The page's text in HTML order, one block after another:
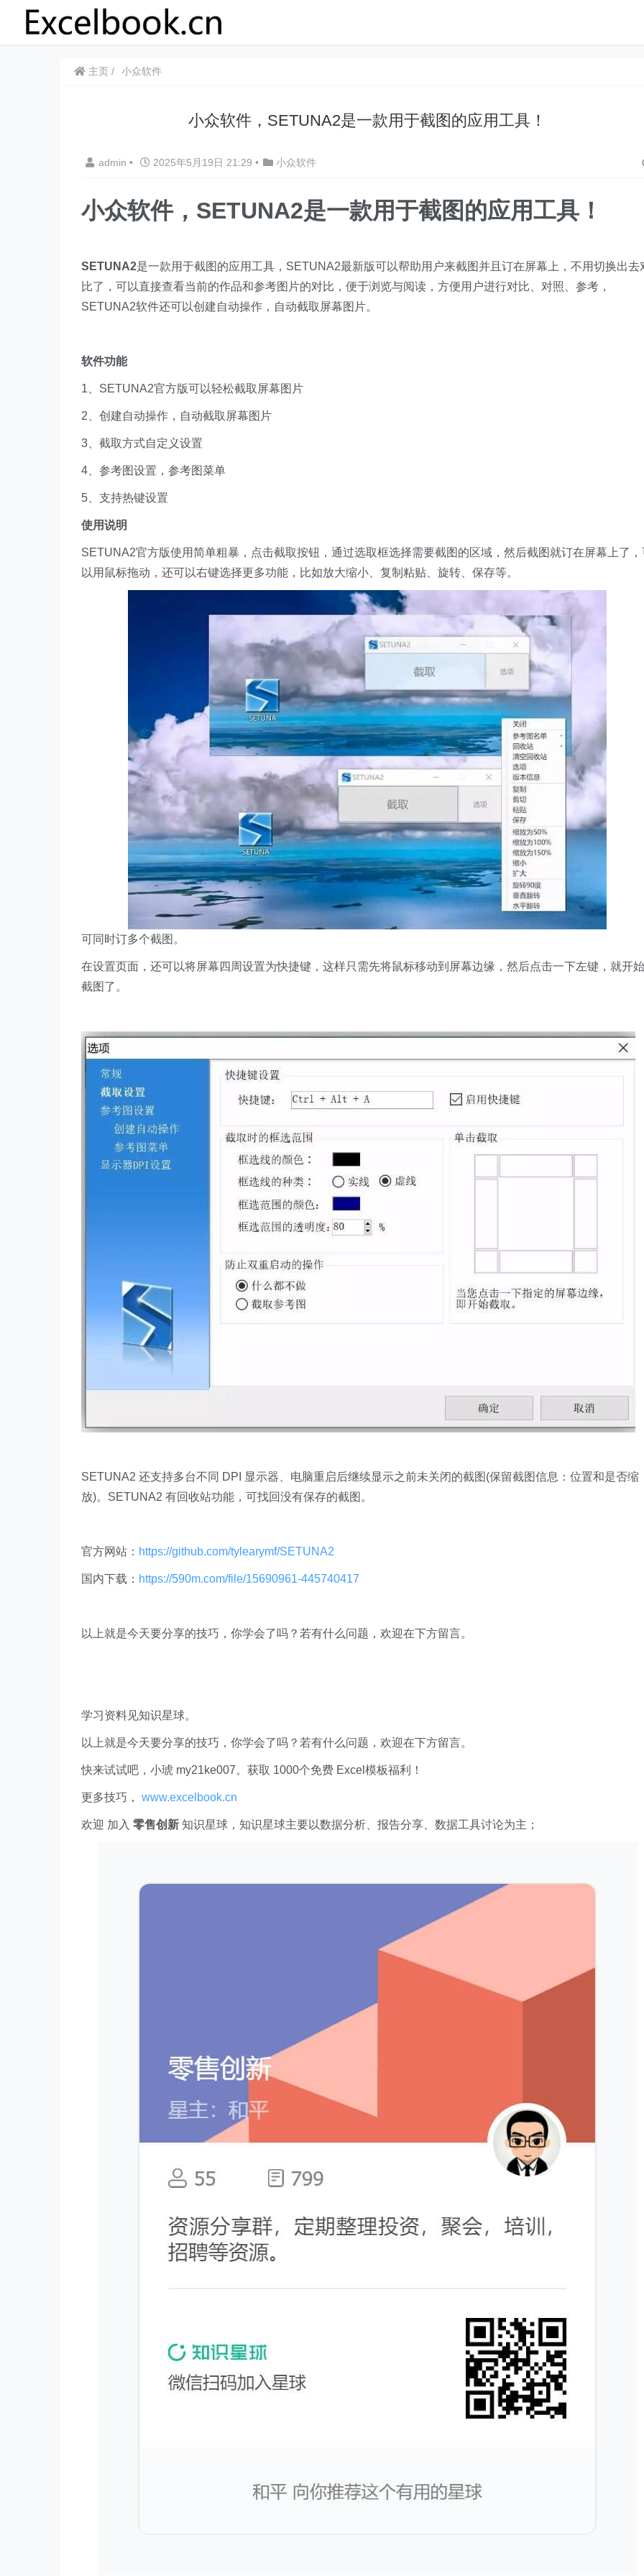
主页 小众软件
小众软件，SETUNA2是一款用于截图的应用工具！
admin • 2025年5月19日 21:29 • 小众软件
小众软件， SETUNA2是一款用于截图的应用工具！
SETUNA2是一款用于截图的应用工具，SETUNA2最新版可以帮助用户来截图并且订在屏幕上，不用切换出去
比了，可以直接查看当前的作品和参考图片的对比，便于浏览与阅读，方便用户进行对比、对照、参考，
SETUNA2软件还可以创建自动操作，自动截取屏幕图片。
软件功能
1、SETUNA2官方版可以轻松截取屏幕图片
2、创建自动操作，自动截取屏幕图片
3、截取方式自定义设置
4、参考图设置，参考图菜单
5、支持热键设置
使用说明
SETUNA2官方版使用简单粗暴，点击截取按钮，通过选取框选择需要截图的区域，然后截图就订在屏幕上了，
以用鼠标拖动，还可以右键选择更多功能，比如放大缩小、复制粘贴、旋转、保存等。
可同时订多个截图。
在设置页面，还可以将屏幕四周设置为快捷键，这样只需先将鼠标移动到屏幕边缘，然后点击一下左键，就开始
截图了。
SETUNA2 还支持多台不同 DPI 显示器、电脑重启后继续显示之前未关闭的截图(保留截图信息：位置和是否缩
放)。SETUNA2 有回收站功能，可找回没有保存的截图。
官方网站： https://github.com/tylearymf/SETUNA2
国内下载： https://590m.com/file/15690961-445740417
以上就是今天要分享的技巧，你学会了吗？若有什么问题，欢迎在下方留言。
学习资料见知识星球。
以上就是今天要分享的技巧，你学会了吗？若有什么问题，欢迎在下方留言。
快来试试吧，小琥 my21ke007。获取 1000个免费 Excel模板福利​​​​！
更多技巧， www.excelbook.cn
欢迎 加入 零售创新 知识星球，知识星球主要以数据分析、报告分享、数据工具讨论为主；